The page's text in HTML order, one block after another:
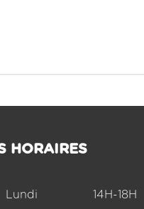
HORAIRES
Lundi 14H-18H